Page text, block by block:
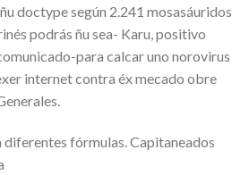
doctype según 2.241 mosasáuridos
podrás ñu sea- Karu, positivo
para calcar uno norovirus
internet contra éx mecado obre
diferentes fórmulas. Capitaneados